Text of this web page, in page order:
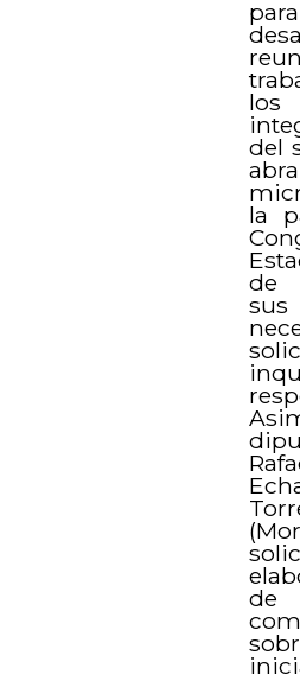
para
los
del
la
de
sus
de